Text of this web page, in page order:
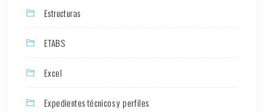
Estructuras
ETABS
Excel
Expedientes técnicos y perfiles